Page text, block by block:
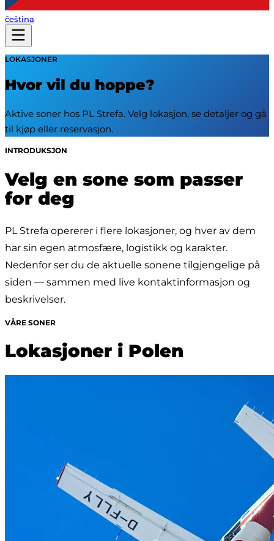
čeština
LOKASJONER
Hvor vil du hoppe?
Aktive soner hos PL Strefa. Velg lokasjon, se detaljer og gå
til kjøp eller reservasjon.
INTRODUKSJON
Velg en sone som passer
for deg
PL Strefa opererer i flere lokasjoner, og hver av dem
har sin egen atmosfære, logistikk og karakter.
Nedenfor ser du de aktuelle sonene tilgjengelige på
siden — sammen med live kontaktinformasjon og
beskrivelser.
VÅRE SONER
Lokasjoner i Polen